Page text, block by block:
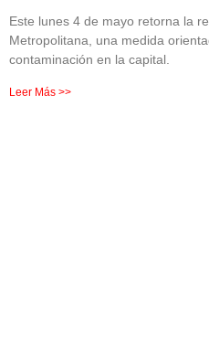
Este lunes 4 de mayo retorna la
Metropolitana, una medida
contaminación en la capital.
Leer Más >>